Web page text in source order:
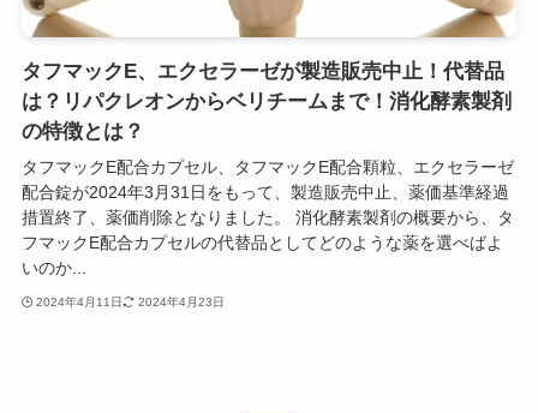
タフマックE、エクセラーゼが製造販売中止！代替品
は？リパクレオンからベリチームまで！消化酵素製剤
の特徴とは？
タフマックE配合カプセル、タフマックE配合顆粒、エクセラーゼ
配合錠が2024年3月31日をもって、製造販売中止、薬価基準経過
措置終了、薬価削除となりました。 消化酵素製剤の概要から、タ
フマックE配合カプセルの代替品としてどのような薬を選べばよ
いのか...
2024年4月11日 2024年4月23日